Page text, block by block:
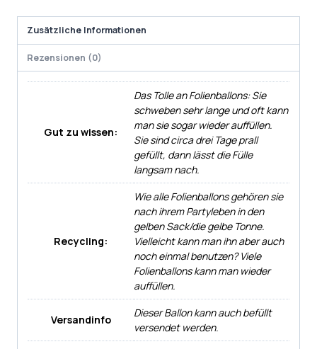
Zusätzliche Informationen
Rezensionen (0)
Gut zu wissen:
Das Tolle an Folienballons: Sie
schweben sehr lange und oft kann
man sie sogar wieder auffüllen.
Sie sind circa drei Tage prall
gefüllt, dann lässt die Fülle
langsam nach.
Recycling:
Wie alle Folienballons gehören sie
nach ihrem Partyleben in den
gelben Sack/die gelbe Tonne.
Vielleicht kann man ihn aber auch
noch einmal benutzen? Viele
Folienballons kann man wieder
auffüllen.
Versandinfo
Dieser Ballon kann auch befüllt
versendet werden.